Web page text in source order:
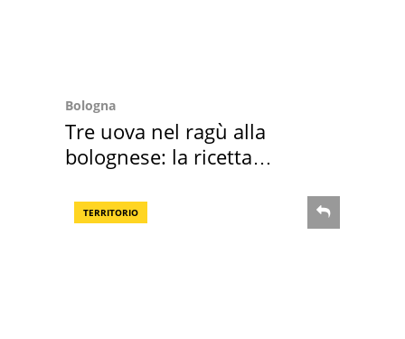
Bologna
Tre uova nel ragù alla
bolognese: la ricetta
TERRITORIO